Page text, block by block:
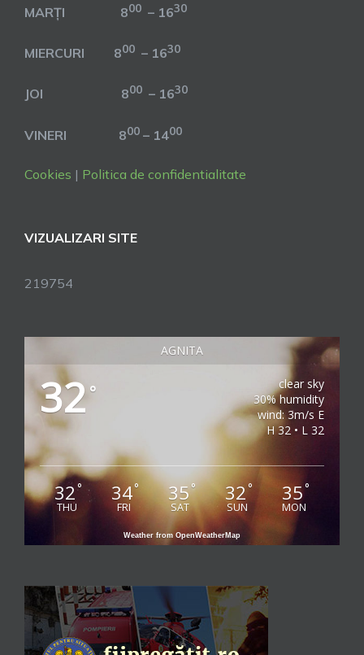
MARȚI 800 – 1630
MIERCURI 800 – 1630
JOI 800 – 1630
VINERI 800 – 1400
Cookies | Politica de confidentialitate
VIZUALIZARI SITE
219754
AGNITA
32°
clear sky
30% humidity
wind: 3m/s E
H 32 • L 32
32°
THU
34°
FRI
35°
SAT
32°
SUN
35°
MON
Weather from OpenWeatherMap